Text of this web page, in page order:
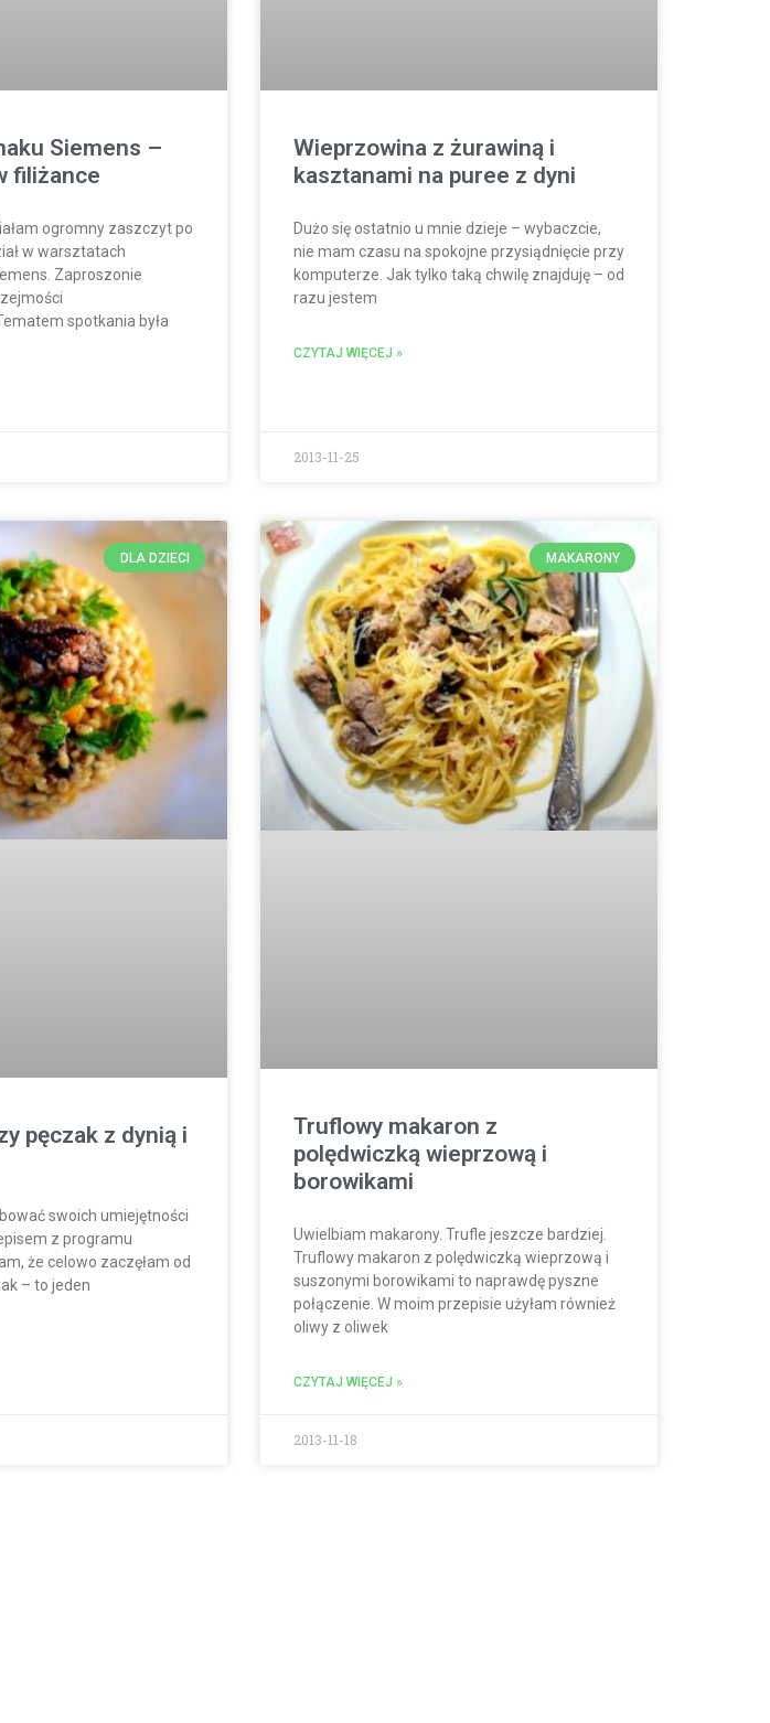
Siemens –
filiżance
ogromny zaszczyt po
w warsztatach
Zaproszonie
spotkania była
Wieprzowina z żurawiną i
kasztanami na puree z dyni
Dużo się ostatnio u mnie dzieje – wybaczcie,
nie mam czasu na spokojne przysiądnięcie przy
komputerze. Jak tylko taką chwilę znajduję – od
razu jestem
CZYTAJ WIĘCEJ »
2013-11-25
DLA DZIECI
pęczak z dynią i
swoich umiejętności
z programu
że celowo zaczęłam od
– to jeden
MAKARONY
Truflowy makaron z
polędwiczką wieprzową i
borowikami
Uwielbiam makarony. Trufle jeszcze bardziej.
Truflowy makaron z polędwiczką wieprzową i
suszonymi borowikami to naprawdę pyszne
połączenie. W moim przepisie użyłam również
oliwy z oliwek
CZYTAJ WIĘCEJ »
2013-11-18